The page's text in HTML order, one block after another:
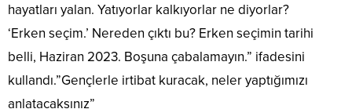
hayatları yalan. Yatıyorlar kalkıyorlar ne diyorlar?
‘Erken seçim.’ Nereden çıktı bu? Erken seçimin tarihi
belli, Haziran 2023. Boşuna çabalamayın.” ifadesini
kullandı.”Gençlerle irtibat kuracak, neler yaptığımızı
anlatacaksınız”